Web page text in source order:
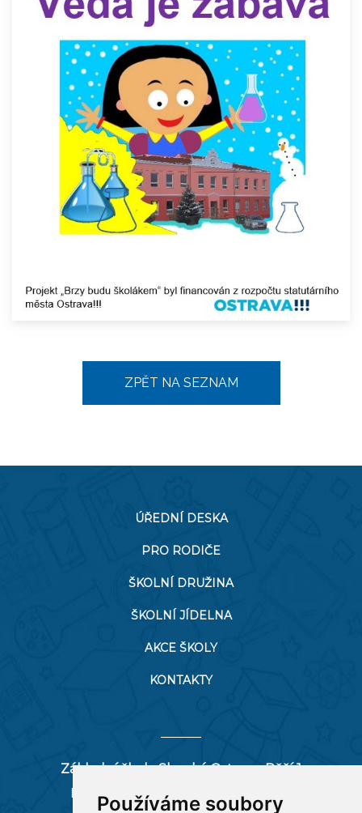
Používáme soubory
ZPĚT NA SEZNAM
ÚŘEDNÍ DESKA
PRO RODIČE
ŠKOLNÍ DRUŽINA
ŠKOLNÍ JÍDELNA
AKCE ŠKOLY
KONTAKTY
Základní škola Slezská Ostrava, Pěší 1
Pěší 66/1, 712 00 Ostrava-Muglinov